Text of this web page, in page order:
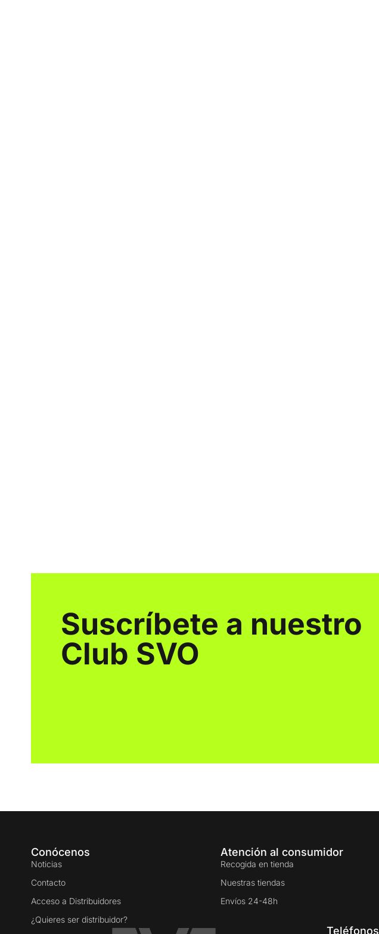
Suscríbete a nuestro
Club SVO
Conócenos
Noticias
Contacto
Acceso a Distribuidores
¿Quieres ser distribuidor?
Atención al consumidor
Recogida en tienda
Nuestras tiendas
Envíos 24-48h
Teléfonos